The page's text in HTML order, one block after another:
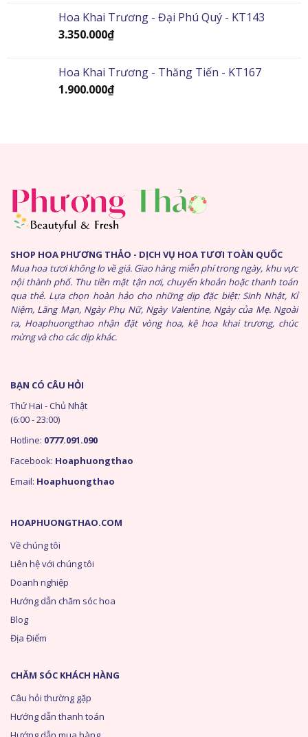
Hoa Khai Trương - Đại Phú Quý - KT143
3.350.000₫
Hoa Khai Trương - Thăng Tiến - KT167
1.900.000₫
SHOP HOA PHƯƠNG THẢO - DỊCH VỤ HOA TƯƠI TOÀN QUỐC
Mua hoa tươi không lo về giá. Giao hàng miễn phí trong ngày, khu vực
nội thành phố. Thu tiền mặt tận nơi, chuyển khoản hoặc thanh toán
qua thẻ. Lựa chọn hoàn hảo cho những dịp đặc biệt: Sinh Nhật, Kỉ
Niệm, Lãng Mạn, Ngày Phụ Nữ, Ngày Valentine, Ngày của Mẹ. Ngoài
ra, Hoaphuongthao nhận đặt vòng hoa, kệ hoa khai trương, chúc
mừng và cho các dịp khác.
HOAPHUONGTHAO.COM
Về chúng tôi
Liên hệ với chúng tôi
Doanh nghiệp
Hướng dẫn chăm sóc hoa
Blog
Địa Điểm
CHĂM SÓC KHÁCH HÀNG
Câu hỏi thường gặp
Hướng dẫn thanh toán
BẠN CÓ CÂU HỎI
Thứ Hai - Chủ Nhật
(6:00 - 23:00)
Hotline: 0777.091.090
Facebook: Hoaphuongthao
Email: Hoaphuongthao